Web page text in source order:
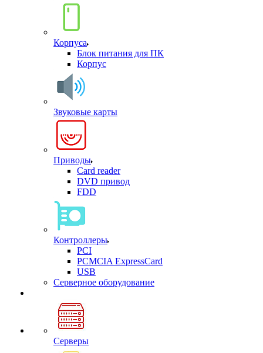
Корпуса
Блок питания для ПК
Корпус
Звуковые карты
Приводы
Card reader
DVD привод
FDD
Контроллеры
PCI
PCMCIA ExpressCard
USB
Cерверное оборудование
Серверы